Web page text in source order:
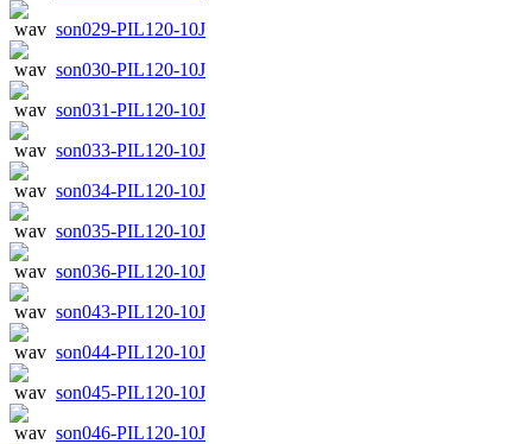
son029-PIL120-10J
son030-PIL120-10J
son031-PIL120-10J
son033-PIL120-10J
son034-PIL120-10J
son035-PIL120-10J
son036-PIL120-10J
son043-PIL120-10J
son044-PIL120-10J
son045-PIL120-10J
son046-PIL120-10J